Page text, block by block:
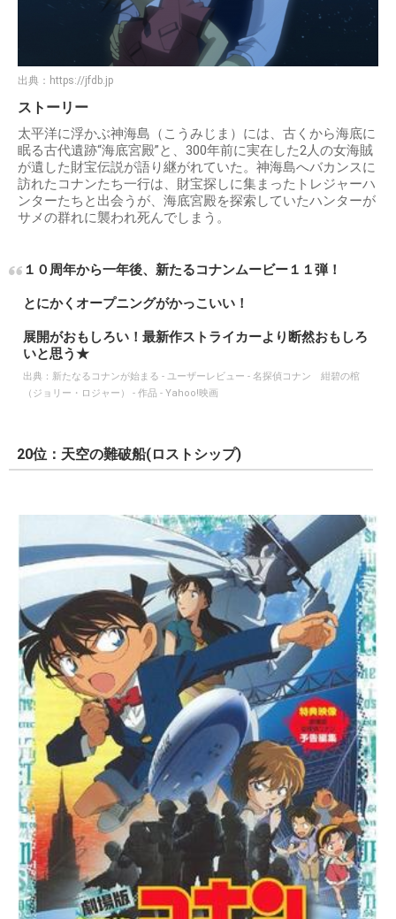
出典： https://jfdb.jp
ストーリー
太平洋に浮かぶ神海島（こうみじま）には、古くから海底に
眠る古代遺跡“海底宮殿”と、300年前に実在した2人の女海賊
が遺した財宝伝説が語り継がれていた。神海島へバカンスに
訪れたコナンたち一行は、財宝探しに集まったトレジャーハ
ンターたちと出会うが、海底宮殿を探索していたハンターが
サメの群れに襲われ死んでしまう。
１０周年から一年後、新たるコナンムービー１１弾！
とにかくオープニングがかっこいい！
展開がおもしろい！最新作ストライカーより断然おもしろ
いと思う★
出典： 新たなるコナンが始まる - ユーザーレビュー - 名探偵コナン 紺碧の棺
（ジョリー・ロジャー） - 作品 - Yahoo!映画
20位：天空の難破船(ロストシップ)